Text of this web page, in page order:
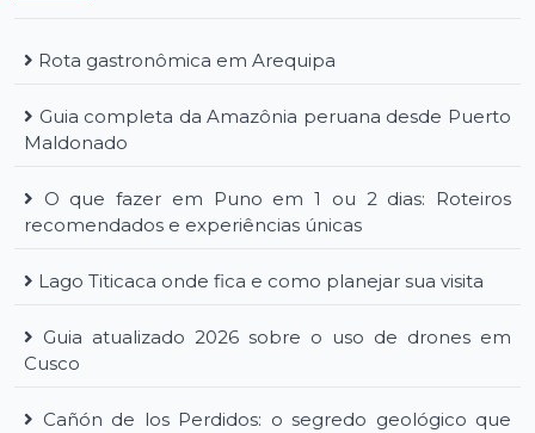
Rota gastronômica em Arequipa
Guia completa da Amazônia peruana desde Puerto
Maldonado
O que fazer em Puno em 1 ou 2 dias: Roteiros
recomendados e experiências únicas
Lago Titicaca onde fica e como planejar sua visita
Guia atualizado 2026 sobre o uso de drones em
Cusco
Cañón de los Perdidos: o segredo geológico que